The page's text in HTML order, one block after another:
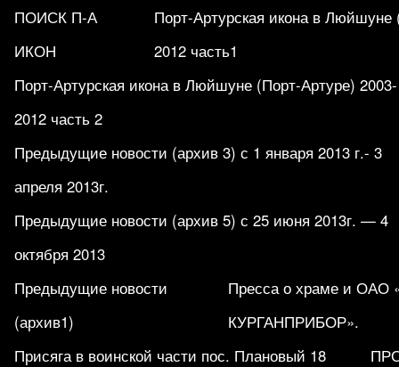
ПОИСК П-А
ИКОН
Порт-Артурская икона в Люйшуне
2012 часть1
Порт-Артурская икона в Люйшуне (Порт-Артуре) 2003-
2012 часть 2
Предыдущие новости (архив 3) с 1 января 2013 г.- 3
апреля 2013г.
Предыдущие новости (архив 5) с 25 июня 2013г. — 4
октября 2013
Предыдущие новости
(архив1)
Пресса о храме и ОАО
КУРГАНПРИБОР».
Присяга в воинской части пос. Плановый 18